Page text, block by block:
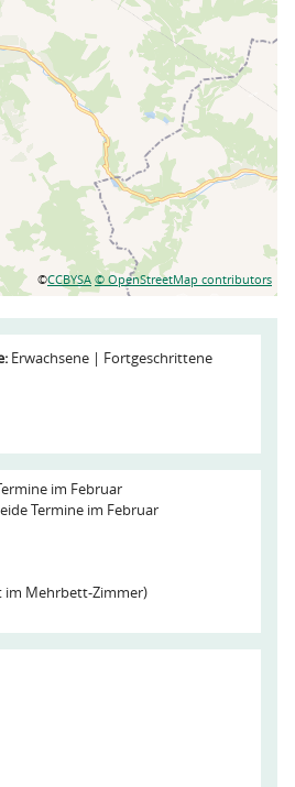
©CCBYSA © OpenStreetMap contributors
Erwachsene Fortgeschrittene
im Februar
Termine im Februar
im Mehrbett-Zimmer)